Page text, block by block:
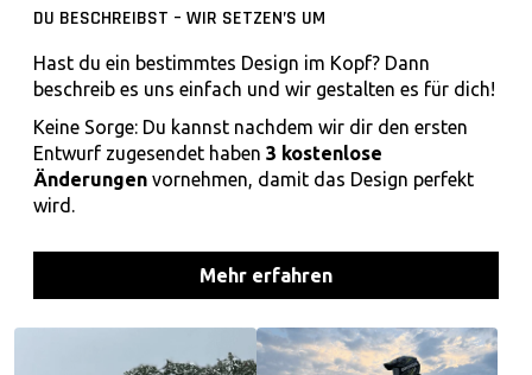
DU BESCHREIBST – WIR SETZEN’S UM
Hast du ein bestimmtes Design im Kopf? Dann
beschreib es uns einfach und wir gestalten es für dich!
Keine Sorge: Du kannst nachdem wir dir den ersten
Entwurf zugesendet haben 3 kostenlose
Änderungen vornehmen, damit das Design perfekt
wird.
Mehr erfahren